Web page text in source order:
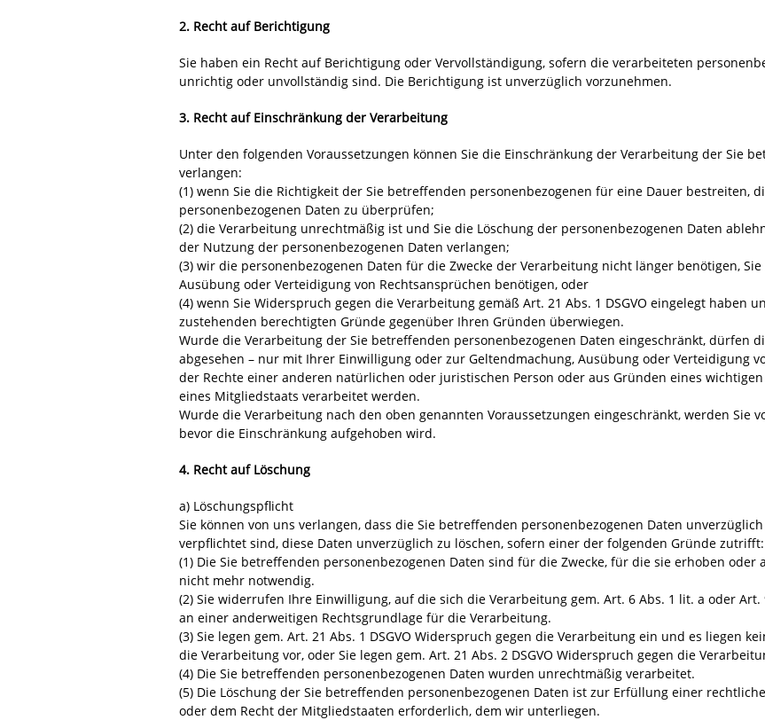
2. Recht auf Berichtigung
Sie haben ein Recht auf Berichtigung oder Vervollständigung, sofern die verarbeiteten
unrichtig oder unvollständig sind. Die Berichtigung ist unverzüglich vorzunehmen.
3. Recht auf Einschränkung der Verarbeitung
Unter den folgenden Voraussetzungen können Sie die Einschränkung der Verarbeitung der Sie
verlangen:
(1) wenn Sie die Richtigkeit der Sie betreffenden personenbezogenen für eine Dauer bestreiten,
personenbezogenen Daten zu überprüfen;
(2) die Verarbeitung unrechtmäßig ist und Sie die Löschung der personenbezogenen Daten
der Nutzung der personenbezogenen Daten verlangen;
(3) wir die personenbezogenen Daten für die Zwecke der Verarbeitung nicht länger benötigen,
Ausübung oder Verteidigung von Rechtsansprüchen benötigen, oder
(4) wenn Sie Widerspruch gegen die Verarbeitung gemäß Art. 21 Abs. 1 DSGVO eingelegt haben
zustehenden berechtigten Gründe gegenüber Ihren Gründen überwiegen.
Wurde die Verarbeitung der Sie betreffenden personenbezogenen Daten eingeschränkt, dürfen
abgesehen – nur mit Ihrer Einwilligung oder zur Geltendmachung, Ausübung oder Verteidigung
der Rechte einer anderen natürlichen oder juristischen Person oder aus Gründen eines
eines Mitgliedstaats verarbeitet werden.
Wurde die Verarbeitung nach den oben genannten Voraussetzungen eingeschränkt, werden Sie
bevor die Einschränkung aufgehoben wird.
4. Recht auf Löschung
a) Löschungspflicht
Sie können von uns verlangen, dass die Sie betreffenden personenbezogenen Daten
verpflichtet sind, diese Daten unverzüglich zu löschen, sofern einer der folgenden Gründe zutrifft:
(1) Die Sie betreffenden personenbezogenen Daten sind für die Zwecke, für die sie erhoben
nicht mehr notwendig.
(2) Sie widerrufen Ihre Einwilligung, auf die sich die Verarbeitung gem. Art. 6 Abs. 1 lit. a oder Art.
an einer anderweitigen Rechtsgrundlage für die Verarbeitung.
(3) Sie legen gem. Art. 21 Abs. 1 DSGVO Widerspruch gegen die Verarbeitung ein und es liegen
die Verarbeitung vor, oder Sie legen gem. Art. 21 Abs. 2 DSGVO Widerspruch gegen die
(4) Die Sie betreffenden personenbezogenen Daten wurden unrechtmäßig verarbeitet.
(5) Die Löschung der Sie betreffenden personenbezogenen Daten ist zur Erfüllung einer
oder dem Recht der Mitgliedstaaten erforderlich, dem wir unterliegen.